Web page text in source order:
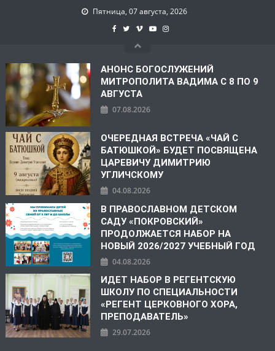
Пятница, 07 августа, 2026
АНОНС БОГОСЛУЖЕНИЙ
МИТРОПОЛИТА ВАДИМА С 8 ПО 9
АВГУСТА
07.08.2026
ОЧЕРЕДНАЯ ВСТРЕЧА «ЧАЙ С
БАТЮШКОЙ» БУДЕТ ПОСВЯЩЕНА
ЦАРЕВИЧУ ДИМИТРИЮ
УГЛИЧСКОМУ
04.08.2026
В ПРАВОСЛАВНОМ ДЕТСКОМ
САДУ «ПОКРОВСКИЙ»
ПРОДОЛЖАЕТСЯ НАБОР НА
НОВЫЙ 2026/2027 УЧЕБНЫЙ ГОД
04.08.2026
ИДЕТ НАБОР В РЕГЕНТСКУЮ
ШКОЛУ ПО СПЕЦИАЛЬНОСТИ
«РЕГЕНТ ЦЕРКОВНОГО ХОРА,
ПРЕПОДАВАТЕЛЬ»
29.07.2026